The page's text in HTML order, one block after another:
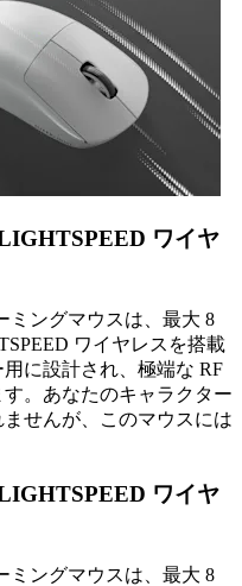
ワイヤ
ミングマウスは、最大 8
ワイヤレスを搭載
に設計され、極端な RF
。あなたのキャラクター
せんが、このマウスには
ワイヤ
ミングマウスは、最大 8